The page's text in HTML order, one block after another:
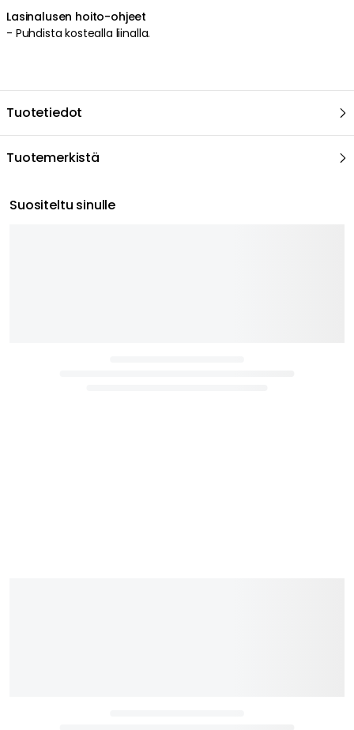
Lasinalusen hoito-ohjeet
- Puhdista kostealla liinalla.
Tuotetiedot
Tuotemerkistä
Suositeltu sinulle